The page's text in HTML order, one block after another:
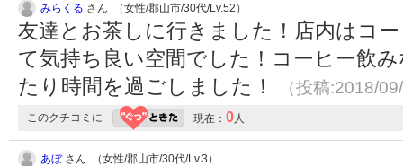
みらくる さん （女性/郡山市/30代/Lv.52）
友達とお茶しに行きました！店内はコ
て気持ち良い空間でした！コーヒー飲
たり時間を過ごしました！
（投稿:2018/
このクチコミに 現在： 0 人
あぼさん （女性/郡山市/30代/Lv.3）